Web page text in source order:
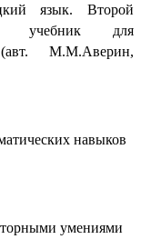
язык. Второй
учебник для
(авт. М.М.Аверин,
навыков
умениями